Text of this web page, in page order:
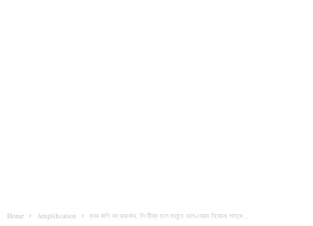
Home Amplification মদৰ ৰাগি বৰ ভয়ংকৰ, সি তীব্ৰ হলে মানুহে ভাল-বেয়াৰ বিবেচনা পাহৰে...